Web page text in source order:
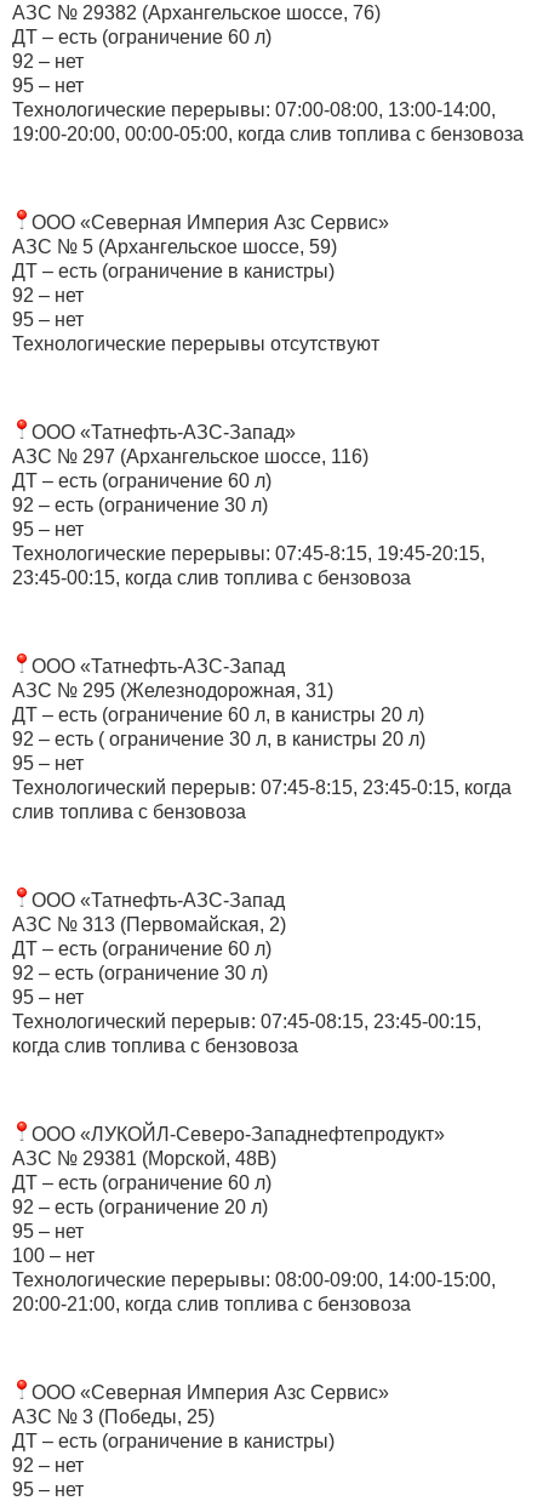
АЗС № 29382 (Архангельское шоссе, 76)
ДТ – есть (ограничение 60 л)
92 – нет
95 – нет
Технологические перерывы: 07:00-08:00, 13:00-14:00,
19:00-20:00, 00:00-05:00, когда слив топлива с бензовоза
ООО «Северная Империя Азс Сервис»
АЗС № 5 (Архангельское шоссе, 59)
ДТ – есть (ограничение в канистры)
92 – нет
95 – нет
Технологические перерывы отсутствуют
ООО «Татнефть-АЗС-Запад»
АЗС № 297 (Архангельское шоссе, 116)
ДТ – есть (ограничение 60 л)
92 – есть (ограничение 30 л)
95 – нет
Технологические перерывы: 07:45-8:15, 19:45-20:15,
23:45-00:15, когда слив топлива с бензовоза
ООО «Татнефть-АЗС-Запад
АЗС № 295 (Железнодорожная, 31)
ДТ – есть (ограничение 60 л, в канистры 20 л)
92 – есть ( ограничение 30 л, в канистры 20 л)
95 – нет
Технологический перерыв: 07:45-8:15, 23:45-0:15, когда
слив топлива с бензовоза
ООО «Татнефть-АЗС-Запад
АЗС № 313 (Первомайская, 2)
ДТ – есть (ограничение 60 л)
92 – есть (ограничение 30 л)
95 – нет
Технологический перерыв: 07:45-08:15, 23:45-00:15,
когда слив топлива с бензовоза
ООО «ЛУКОЙЛ-Северо-Западнефтепродукт»
АЗС № 29381 (Морской, 48В)
ДТ – есть (ограничение 60 л)
92 – есть (ограничение 20 л)
95 – нет
100 – нет
Технологические перерывы: 08:00-09:00, 14:00-15:00,
20:00-21:00, когда слив топлива с бензовоза
ООО «Северная Империя Азс Сервис»
АЗС № 3 (Победы, 25)
ДТ – есть (ограничение в канистры)
92 – нет
95 – нет